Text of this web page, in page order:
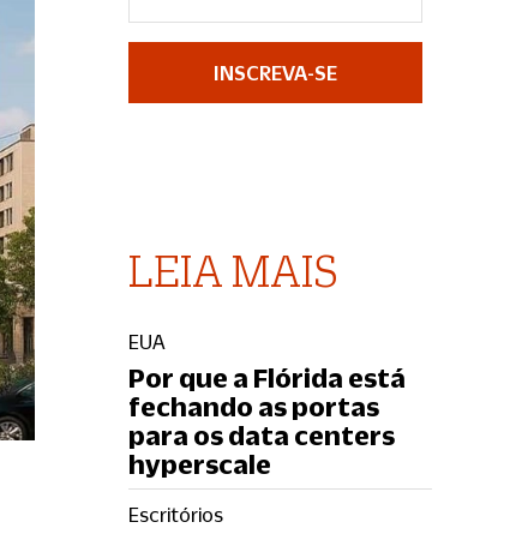
INSCREVA-SE
LEIA MAIS
EUA
Por que a Flórida está
fechando as portas
para os data centers
hyperscale
Escritórios